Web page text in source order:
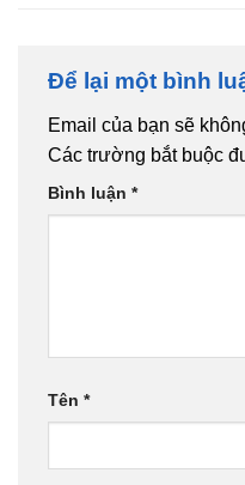
Để lại một bình
Email của bạn sẽ
Các trường bắt buộc
Bình luận *
Tên *